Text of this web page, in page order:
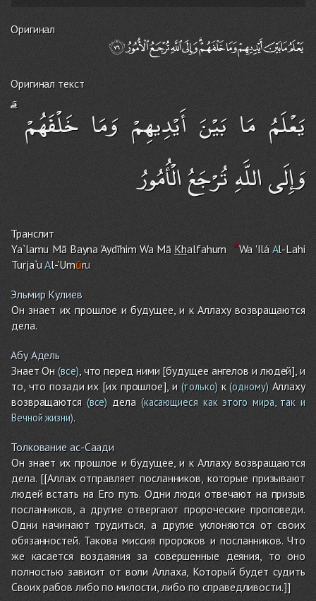
Оригинал
Оригинал текст
يَعْلَمُ مَا بَيْنَ أَيْدِيهِمْ وَمَا خَلْفَهُمْ ۗ
وَإِلَى اللَّهِ تُرْجَعُ الْأُمُورُ
Транслит
Ya`lamu Mā Bayna 'AydīhimWa Mā Khalfahum Wa 'Ilá Al-Lahi
Turja`uAl-'Umūru
Эльмир Кулиев
Он знает их прошлое и будущее, и к Аллаху возвращаются
дела.
Абу Адель
Знает Он (все), что перед ними [будущее ангелов и людей], и
то, что позади их [их прошлое], и(только)к(одному)Аллаху
возвращаются(все) дела(касающиеся как этого мира, так и
Вечной жизни).
Толкование ас-Саади
Он знает их прошлое и будущее, и к Аллаху возвращаются
дела. [[Аллах отправляет посланников, которые призывают
людей встать на Его путь. Одни люди отвечают на призыв
посланников, а другие отвергают пророческие проповеди.
Одни начинают трудиться, а другие уклоняются от своих
обязанностей. Такова миссия пророков и посланников. Что
же касается воздаяния за совершенные деяния, то оно
полностью зависит от воли Аллаха, Который будет судить
Своих рабов либо по милости, либо по справедливости.]]